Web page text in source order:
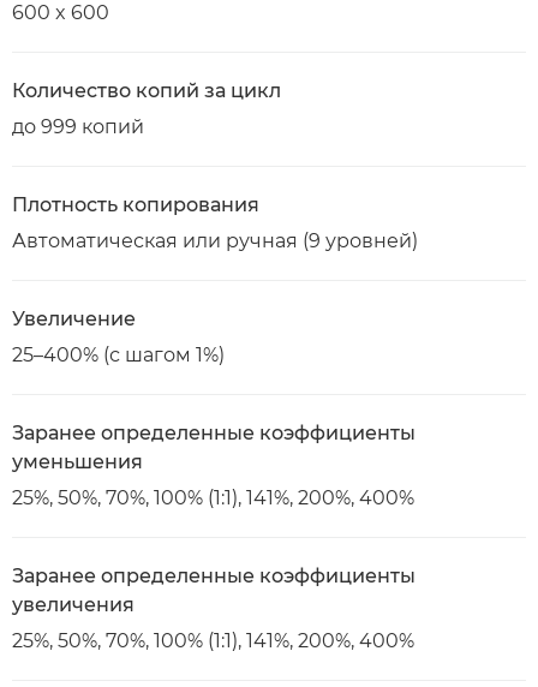
600 x 600
Количество копий за цикл
до 999 копий
Плотность копирования
Автоматическая или ручная (9 уровней)
Увеличение
25–400% (с шагом 1%)
Заранее определенные коэффициенты
уменьшения
25%, 50%, 70%, 100% (1:1), 141%, 200%, 400%
Заранее определенные коэффициенты
увеличения
25%, 50%, 70%, 100% (1:1), 141%, 200%, 400%